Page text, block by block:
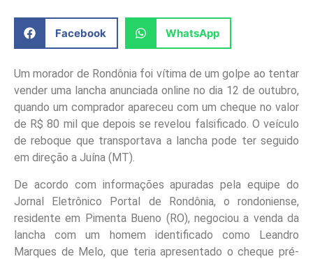
Facebook WhatsApp
Um morador de Rondônia foi vítima de um golpe ao tentar
vender uma lancha anunciada online no dia 12 de outubro,
quando um comprador apareceu com um cheque no valor
de R$ 80 mil que depois se revelou falsificado. O veículo
de reboque que transportava a lancha pode ter seguido
em direção a Juína (MT).
De acordo com informações apuradas pela equipe do
Jornal Eletrônico Portal de Rondônia, o rondoniense,
residente em Pimenta Bueno (RO), negociou a venda da
lancha com um homem identificado como Leandro
Marques de Melo, que teria apresentado o cheque pré-